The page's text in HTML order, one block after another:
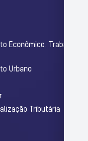
Econômico, Trabalho
Urbano
Tributária